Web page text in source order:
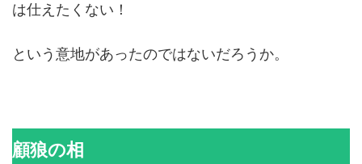
は仕えたくない！
という意地があったのではないだろうか。
顧狼の相